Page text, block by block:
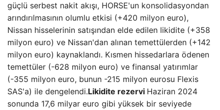
güçlü serbest nakit akışı, HORSE'un konsolidasyondan
arındırılmasının olumlu etkisi (+420 milyon euro),
Nissan hisselerinin satışından elde edilen likidite (+358
milyon euro) ve Nissan'dan alınan temettülerden (+142
milyon euro) kaynaklandı. Kısmen hissedarlara ödenen
temettüler (-628 milyon euro) ve finansal yatırımlar
(-355 milyon euro, bunun -215 milyon eurosu Flexis
SAS'a) ile dengelendi.Likidite rezervi Haziran 2024
sonunda 17,6 milyar euro gibi yüksek bir seviyede